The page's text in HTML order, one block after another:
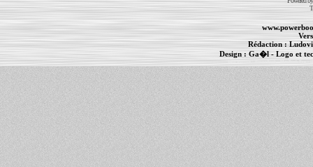
Rédaction :
Design : Ga�l- Logo et